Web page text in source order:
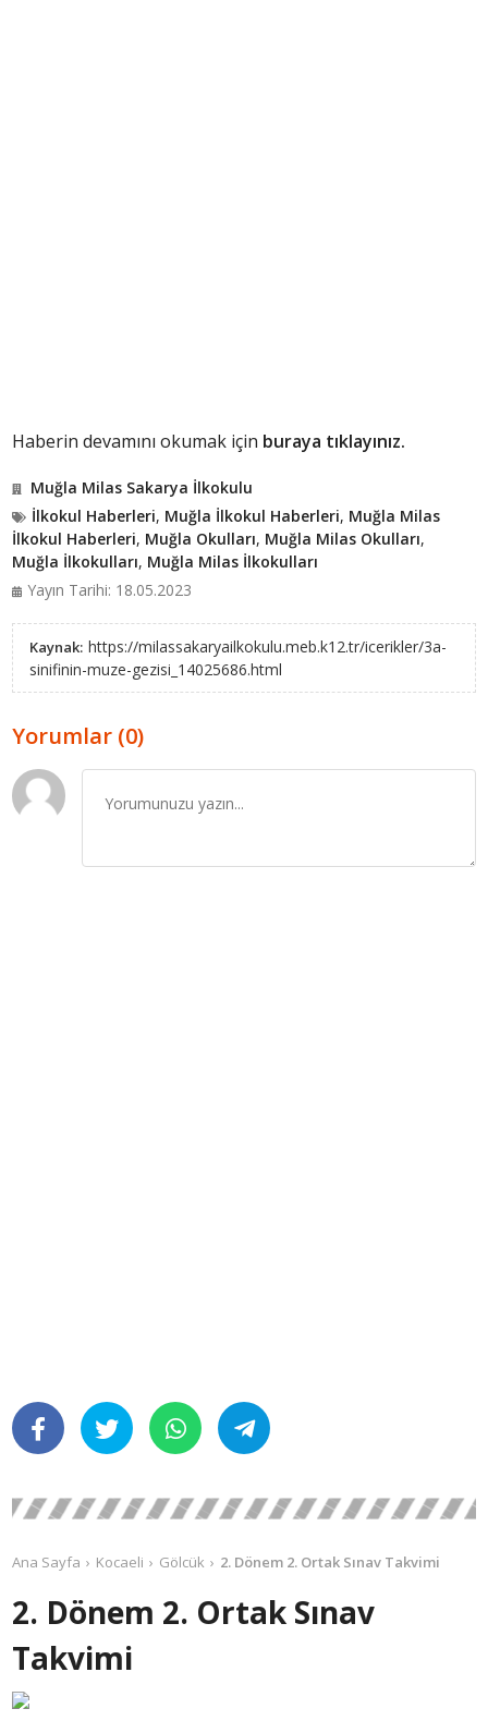
Haberin devamını okumak için buraya tıklayınız.
Muğla Milas Sakarya İlkokulu
İlkokul Haberleri, Muğla İlkokul Haberleri, Muğla Milas
İlkokul Haberleri, Muğla Okulları, Muğla Milas Okulları,
Muğla İlkokulları, Muğla Milas İlkokulları
Yayın Tarihi: 18.05.2023
Kaynak: https://milassakaryailkokulu.meb.k12.tr/icerikler/3a-
sinifinin-muze-gezisi_14025686.html
Yorumlar (0)
Ana Sayfa Kocaeli Gölcük 2. Dönem 2. Ortak Sınav Takvimi
2. Dönem 2. Ortak Sınav
Takvimi